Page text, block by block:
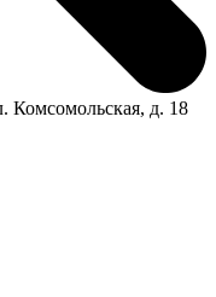
Комсомольская, д. 18